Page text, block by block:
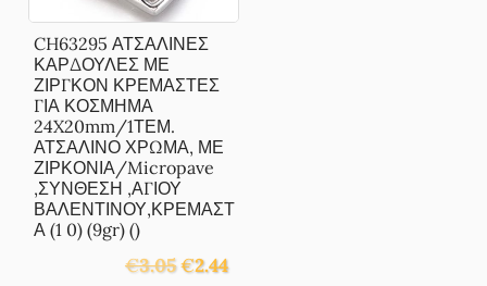
CH63295 ΑΤΣΑΛΙΝΕΣ
ΚΑΡΔΟΥΛΕΣ ΜΕ
ΖΙΡΓΚΟΝ ΚΡΕΜΑΣΤΕΣ
ΓΙΑ ΚΟΣΜΗΜΑ
24X20mm/1ΤΕΜ.
ΑΤΣΑΛΙΝΟ ΧΡΩΜΑ, ΜΕ
ΖΙΡΚΟΝΙΑ/Micropave
,ΣΥΝΘΕΣΗ ,ΑΓΙΟΥ
ΒΑΛΕΝΤΙΝΟΥ,ΚΡΕΜΑΣΤ
Α (1 0) (9gr) ()
€3.05 Original
€2.44Η